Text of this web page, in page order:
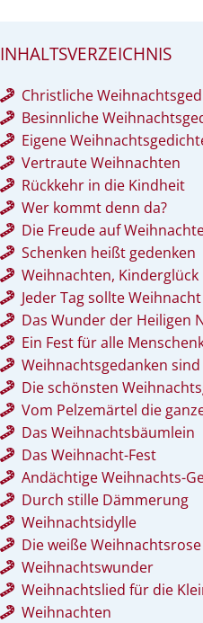
INHALTSVERZEICHNIS
Christliche
Besinnliche
Eigene
Vertraute Weihnachten
Rückkehr in die Kindheit
Wer kommt denn da?
Die Freude auf
Schenken heißt gedenken
Weihnachten, Kinderglück
Jeder Tag sollte
Das Wunder der Heiligen
Ein Fest für alle
Weihnachtsgedanken
Die schönsten
Vom Pelzemärtel die
Das Weihnachtsbäumlein
Das Weihnacht-Fest
Andächtige Weihnachts-
Durch stille Dämmerung
Weihnachtsidylle
Die weiße Weihnachtsrose
Weihnachtswunder
Weihnachtslied für die
Weihnachten